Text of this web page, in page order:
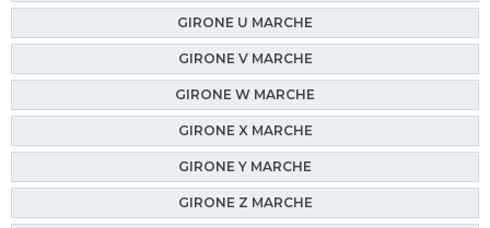
GIRONE U MARCHE
GIRONE V MARCHE
GIRONE W MARCHE
GIRONE X MARCHE
GIRONE Y MARCHE
GIRONE Z MARCHE